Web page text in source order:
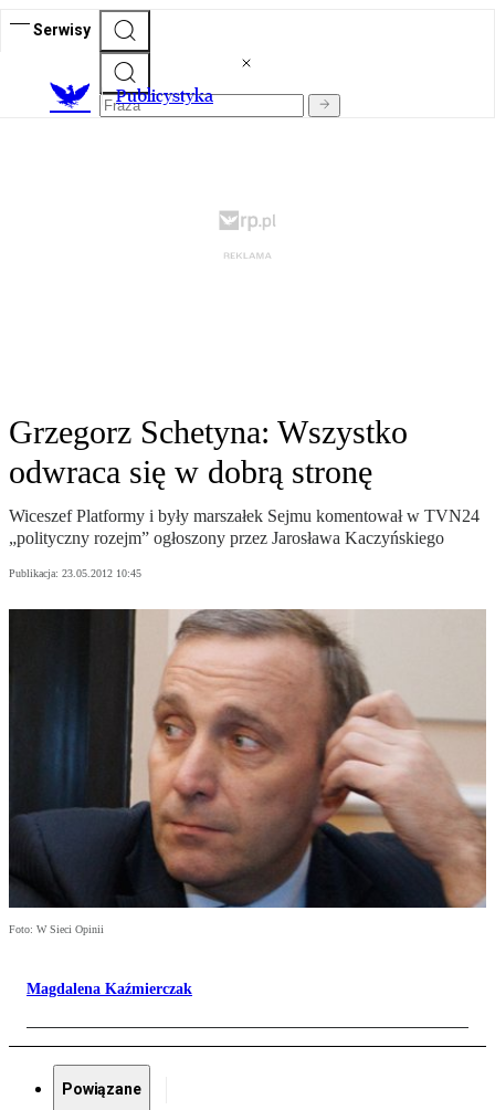
Serwisy
Publicystyka
Grzegorz Schetyna: Wszystko
odwraca się w dobrą stronę
Wiceszef Platformy i były marszałek Sejmu komentował w TVN24
„polityczny rozejm” ogłoszony przez Jarosława Kaczyńskiego
Publikacja: 23.05.2012 10:45
Foto: W Sieci Opinii
Magdalena Kaźmierczak
Powiązane